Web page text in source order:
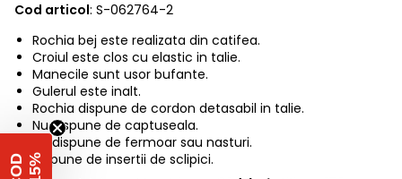
Cod articol: S-062764-2
Rochia bej este realizata din catifea.
Croiul este clos cu elastic in talie.
Manecile sunt usor bufante.
Gulerul este inalt.
Rochia dispune de cordon detasabil in talie.
Nu dispune de captuseala.
Nu dispune de fermoar sau nasturi.
Dispune de insertii de sclipici.
C
O
D
-
1
5 %